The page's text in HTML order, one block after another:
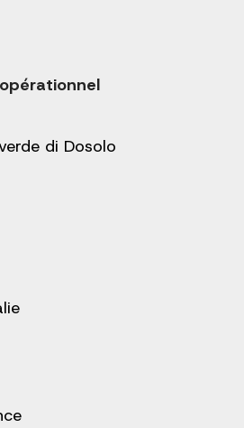
di Dosolo